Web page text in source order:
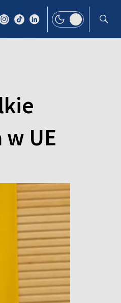
UE